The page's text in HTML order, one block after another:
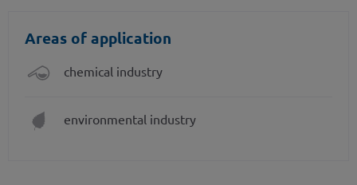
Areas of application
chemical industry
environmental industry